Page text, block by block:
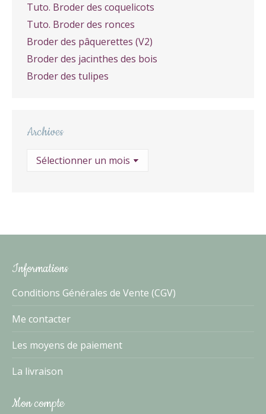
Tuto. Broder des coquelicots
Tuto. Broder des ronces
Broder des pâquerettes (V2)
Broder des jacinthes des bois
Broder des tulipes
Archives
Archives
Informations
Conditions Générales de Vente (CGV)
Me contacter
Les moyens de paiement
La livraison
Mon compte